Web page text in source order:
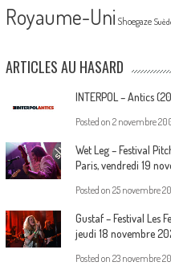
Royaume-Uni Shoegaze
ARTICLES AU HASARD
INTERPOL – Antics
Posted on 2 novembre
Wet Leg – Festival
Paris, vendredi 19
Posted on 25 novembre
Gustaf – Festival Les
jeudi 18 novembre
Posted on 23 novembre